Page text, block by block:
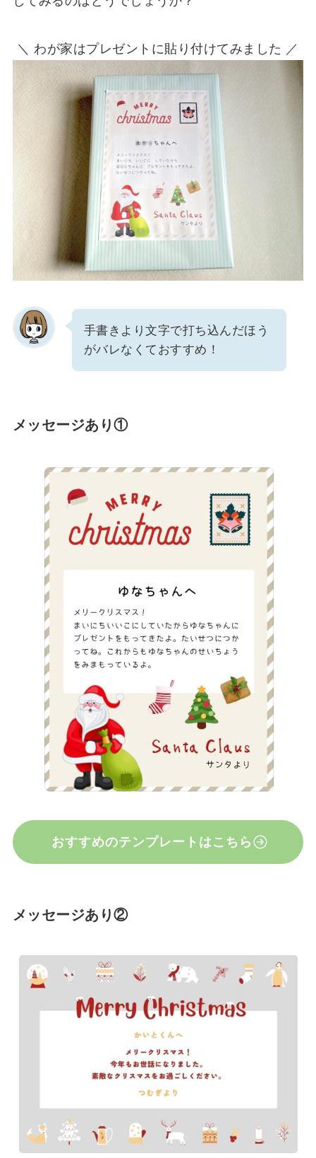
＼ わが家はプレゼントに貼り付けてみました ／
手書きより文字で打ち込んだほう
がバレなくておすすめ！
メッセージあり①
おすすめのテンプレートはこちら
メッセージあり②